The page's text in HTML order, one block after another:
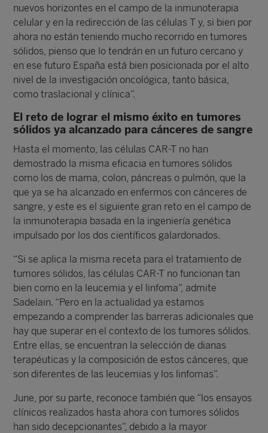
nuevos horizontes en el campo de la inmunoterapia
celular y en la redirección de las células T y, si bien por
ahora no están teniendo mucho recorrido en tumores
sólidos, pienso que lo tendrán en un futuro cercano y
en ese futuro España está bien posicionada por el alto
nivel de la investigación oncológica, tanto básica,
como traslacional y clínica”.
El reto de lograr el mismo éxito en tumores
sólidos ya alcanzado para cánceres de sangre
Hasta el momento, las células CAR-T no han
demostrado la misma eficacia en tumores sólidos
como los de mama, colon, páncreas o pulmón, que la
que ya se ha alcanzado en enfermos con cánceres de
sangre, y este es el siguiente gran reto en el campo de
la inmunoterapia basada en la ingeniería genética
impulsado por los dos científicos galardonados.
“Si se aplica la misma receta para el tratamiento de
tumores sólidos, las células CAR-T no funcionan tan
bien como en la leucemia y el linfoma”, admite
Sadelain. “Pero en la actualidad ya estamos
empezando a comprender las barreras adicionales que
hay que superar en el contexto de los tumores sólidos.
Entre ellas, se encuentran la selección de dianas
terapéuticas y la composición de estos cánceres, que
son diferentes de las leucemias y los linfomas”.
June, por su parte, reconoce también que “los ensayos
clínicos realizados hasta ahora con tumores sólidos
han sido decepcionantes”, debido a la mayor